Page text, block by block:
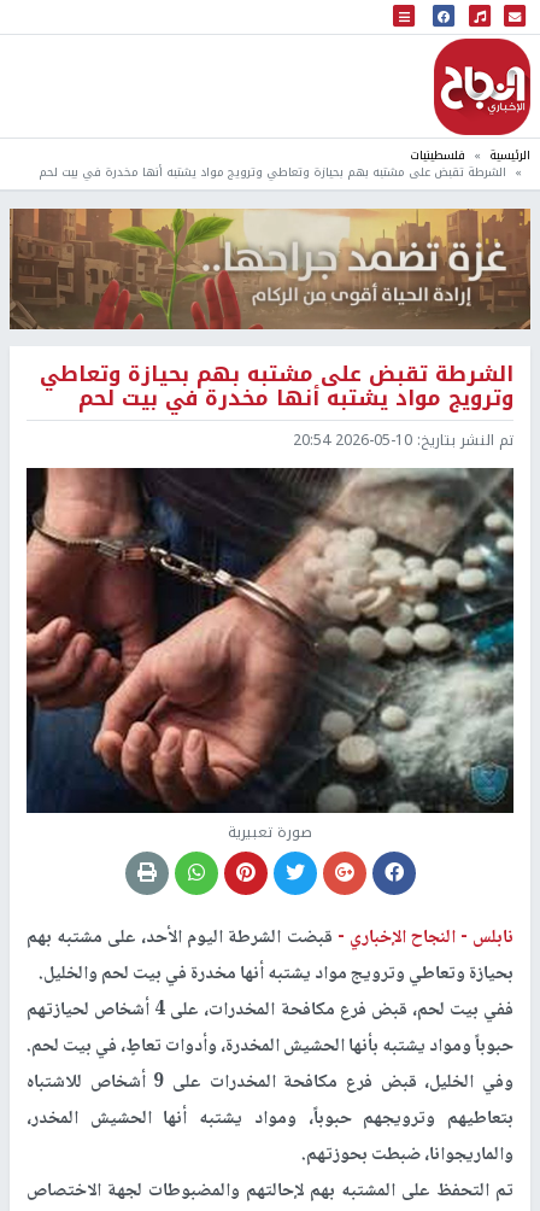
البث المباشر
إذاعة النجاح
الرئيسية فلسطينيات
الشرطة تقبض على مشتبه بهم بحيازة وتعاطي وترويج مواد يشتبه أنها مخدرة في بيت لحم
الشرطة تقبض على مشتبه بهم بحيازة وتعاطي
وترويج مواد يشتبه أنها مخدرة في بيت لحم
تم النشر بتاريخ: 2026-05-10 20:54
صورة تعبيرية
نابلس -النجاح الإخباري - قبضت الشرطة اليوم الأحد، على مشتبه بهم
بحيازة وتعاطي وترويج مواد يشتبه أنها مخدرة في بيت لحم والخليل.
ففي بيت لحم، قبض فرع مكافحة المخدرات، على 4 أشخاص لحيازتهم
حبوباً ومواد يشتبه بأنها الحشيش المخدرة، وأدوات تعاطٍ، في بيت لحم.
وفي الخليل، قبض فرع مكافحة المخدرات على 9 أشخاص للاشتباه
بتعاطيهم وترويجهم حبوباً، ومواد يشتبه أنها الحشيش المخدر،
والماريجوانا، ضبطت بحوزتهم.
تم التحفظ على المشتبه بهم لإحالتهم والمضبوطات لجهة الاختصاص